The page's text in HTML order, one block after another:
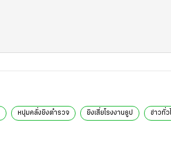
หนุ่มคลั่งยิงตำรวจ ยิงเสี่ยโรงงานธูป ข่าวทั่ว